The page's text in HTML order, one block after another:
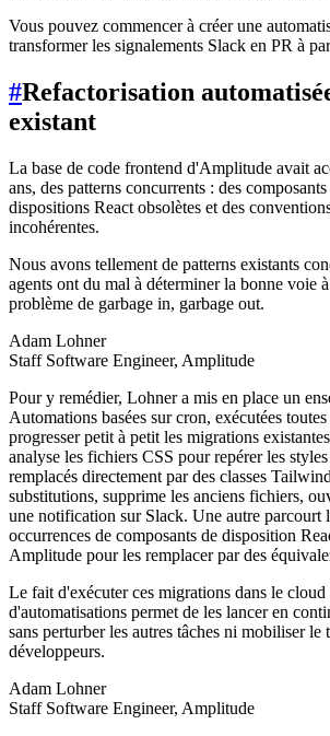
Vous pouvez commencer à créer une
transformer les signalements Slack en PR à
#Refactorisation
existant
La base de code frontend d'Amplitude avait
ans, des patterns concurrents : des
dispositions React obsolètes et des
incohérentes.
Nous avons tellement de patterns existants
agents ont du mal à déterminer la bonne voie
problème de garbage in, garbage out.
Adam Lohner
Staff Software Engineer, Amplitude
Pour y remédier, Lohner a mis en place un
Automations basées sur cron, exécutées
progresser petit à petit les migrations
analyse les fichiers CSS pour repérer les
remplacés directement par des classes
substitutions, supprime les anciens fichiers,
une notification sur Slack. Une autre parcourt
occurrences de composants de disposition
Amplitude pour les remplacer par des
Le fait d'exécuter ces migrations dans le cloud
d'automatisations permet de les lancer en
sans perturber les autres tâches ni mobiliser le
développeurs.
Adam Lohner
Staff Software Engineer, Amplitude